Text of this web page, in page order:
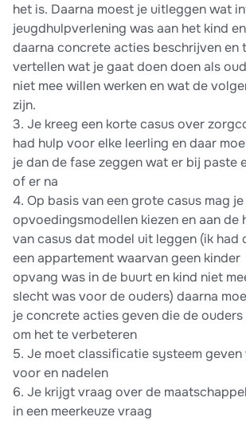
het is. Daarna moest je uitleggen wat
jeugdhulpverlening was aan het kind en
daarna concrete acties beschrijven en
vertellen wat je gaat doen doen als
niet mee willen werken en wat de
zijn.
3. Je kreeg een korte casus over
had hulp voor elke leerling en daar
je dan de fase zeggen wat er bij paste
of er na
4. Op basis van een grote casus mag
opvoedingsmodellen kiezen en aan de
van casus dat model uit leggen (ik had
een appartement waarvan geen kinder
opvang was in de buurt en kind niet
slecht was voor de ouders) daarna
je concrete acties geven die de
om het te verbeteren
5. Je moet classiﬁcatie systeem
voor en nadelen
6. Je krijgt vraag over de
in een meerkeuze vraag